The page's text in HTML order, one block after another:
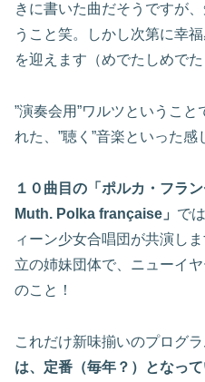
きに書いた曲だそうですが
うこと笑。しかし次第に幸
を迎えます（めでたしめでた
”演奏会用”ワルツということ
れた、”聴く”音楽といった感
１０曲目の「ポルカ・フラ
Muth. Polka française」 で
ィーン少女合唱団が共演し
立の姉妹団体で、ニューイ
のこと！
これだけ新味揃いのプログラ
は、定番（毎年？）となっ